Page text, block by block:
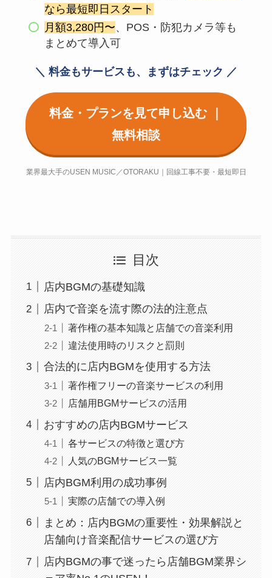
なら最短即日スタート
月額3,280円〜、POS・防犯カメラ等も
まとめて導入可
＼ 料金もサービスも、まずはチェック ／
料金・プランを見て申し込む ｜
無料相談
業界最大手のUSEN MUSIC／OTORAKU｜回線工事不要・最短即日
目次
店内BGMの基礎知識
店内で音楽を流す際の法的注意点
著作権の基本知識と店舗での音楽利用
違法使用時のリスクと罰則
合法的に店内BGMを使用する方法
著作権フリーの音楽サービスの利用
店舗用BGMサービスの活用
おすすめの店内BGMサービス
各サービスの特徴と選び方
人気のBGMサービス一覧
店内BGM利用の成功事例
実際の店舗での導入例
まとめ：店内BGMの重要性・効果解説と
店舗向け音楽配信サービスの選び方
店内BGMの事で迷ったら店舗BGM業界シ